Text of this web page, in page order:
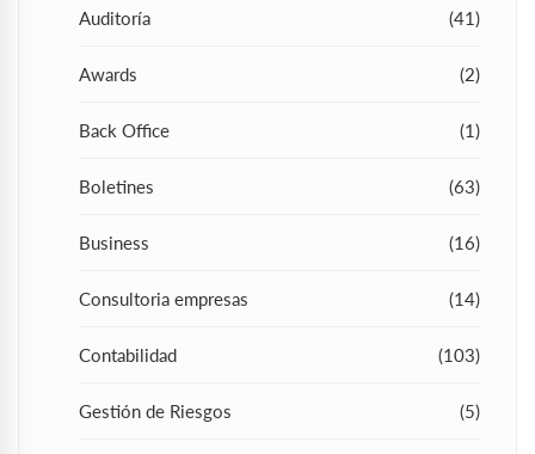
Auditoría (41)
Awards (2)
Back Office (1)
Boletines (63)
Business (16)
Consultoria empresas (14)
Contabilidad (103)
Gestión de Riesgos (5)